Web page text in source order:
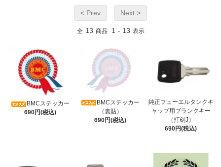
< Prev Next >
全 13 商品 1 - 13 表示
BMCステッカー
690円(税込)
BMCステッカー
（裏貼）
690円(税込)
純正フューエルタンクキ
ャップ用ブランクキー
（打刻J）
690円(税込)